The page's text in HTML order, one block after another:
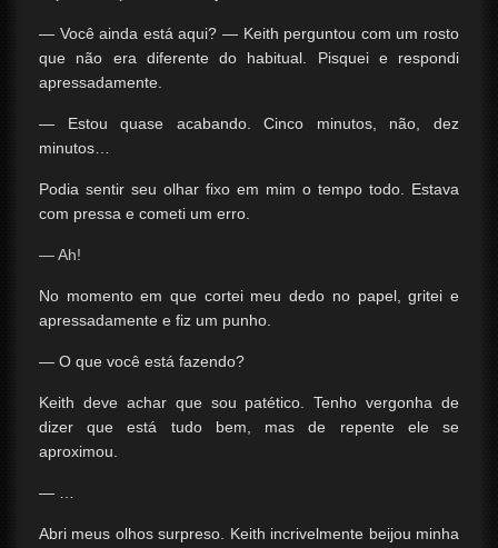
— Você ainda está aqui? — Keith perguntou com um rosto
que não era diferente do habitual. Pisquei e respondi
apressadamente.
— Estou quase acabando. Cinco minutos, não, dez
minutos…
Podia sentir seu olhar fixo em mim o tempo todo. Estava
com pressa e cometi um erro.
— Ah!
No momento em que cortei meu dedo no papel, gritei e
apressadamente e fiz um punho.
— O que você está fazendo?
Keith deve achar que sou patético. Tenho vergonha de
dizer que está tudo bem, mas de repente ele se
aproximou.
— …
Abri meus olhos surpreso. Keith incrivelmente beijou minha